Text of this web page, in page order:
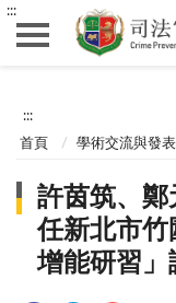
:::
:::
首頁 學術交流與發表
許茵筑、鄭
任新北市竹
增能研習」